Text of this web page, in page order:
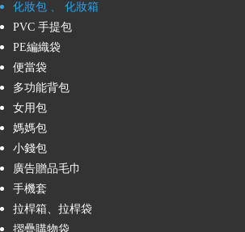
化妝包 、 化妝箱
PVC 手提包
PE編織袋
便當袋
多功能背包
女用包
媽媽包
小錢包
廣告贈品毛巾
手機套
拉桿箱、拉桿袋
摺疊購物袋